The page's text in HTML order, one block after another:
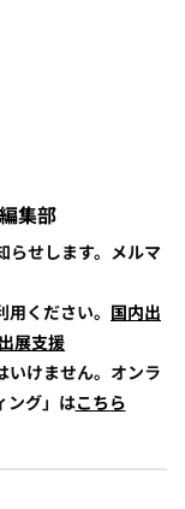
集部
らせします。メルマ
ください。 国内出
展支援
いけません。オンラ
ング」はこちら